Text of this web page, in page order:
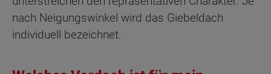
nach Neigungswinkel wird das Giebeldach
individuell bezeichnet.